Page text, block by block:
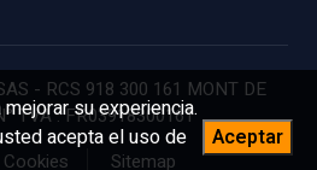
- RCS 918 300 161 MONT DE
TVA : FR03918300161
Cookies Sitemap
su experiencia.
acepta el uso de
Aceptar